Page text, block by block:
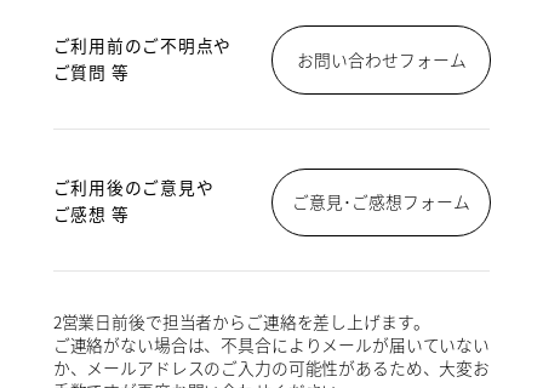
ご利用前のご不明点や
ご質問 等
お問い合わせフォーム
ご利用後のご意見や
ご感想 等
ご意見･ご感想フォーム
2営業日前後で担当者からご連絡を差し上げます。
ご連絡がない場合は、不具合によりメールが届いていない
か、メールアドレスのご入力の可能性があるため、大変お